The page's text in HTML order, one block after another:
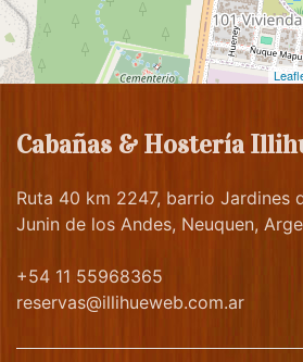
Cabañas & Hostería
Ruta 40 km 2247, barrio Jardines
Junin de los Andes, Neuquen,
+54 11 55968365
reservas@illihueweb.com.ar